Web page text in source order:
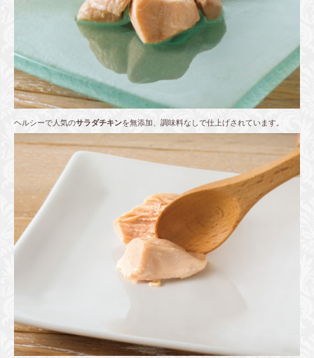
ヘルシーで人気のサラダチキンを無添加、調味料なしで仕上げされています。